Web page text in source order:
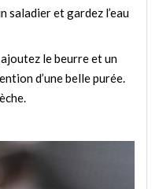
saladier et gardez l’eau
le beurre et un
d’une belle purée.